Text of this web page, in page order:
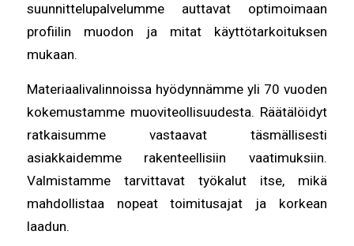
suunnittelupalvelumme auttavat optimoimaan
profiilin muodon ja mitat käyttötarkoituksen
mukaan.
Materiaalivalinnoissa hyödynnämme yli 70 vuoden
kokemustamme muoviteollisuudesta. Räätälöidyt
ratkaisumme vastaavat täsmällisesti
asiakkaidemme rakenteellisiin vaatimuksiin.
Valmistamme tarvittavat työkalut itse, mikä
mahdollistaa nopeat toimitusajat ja korkean
laadun.